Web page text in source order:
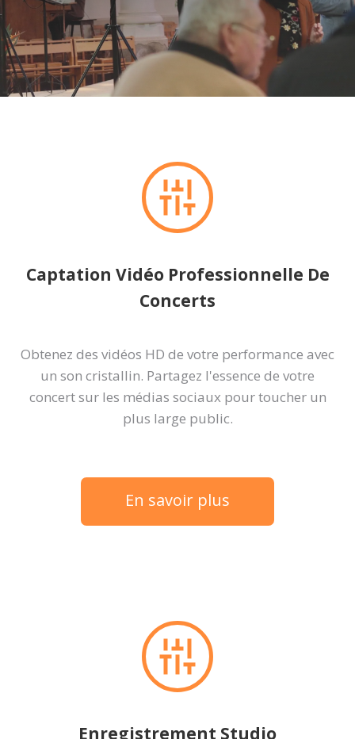
Captation Vidéo Professionnelle De
Concerts
Obtenez des vidéos HD de votre performance avec
un son cristallin. Partagez l'essence de votre
concert sur les médias sociaux pour toucher un
plus large public.
En savoir plus
Enregistrement Studio